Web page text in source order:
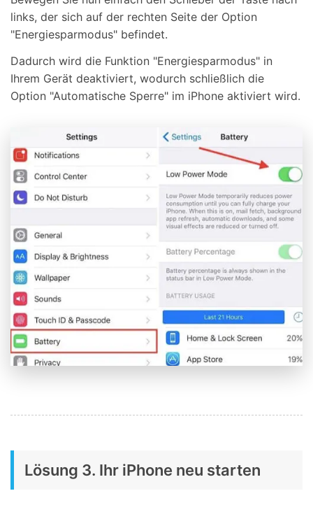
links, der sich auf der rechten Seite der Option
"Energiesparmodus" befindet.
Dadurch wird die Funktion "Energiesparmodus" in
Ihrem Gerät deaktiviert, wodurch schließlich die
Option "Automatische Sperre" im iPhone aktiviert wird.
Lösung 3. Ihr iPhone neu starten